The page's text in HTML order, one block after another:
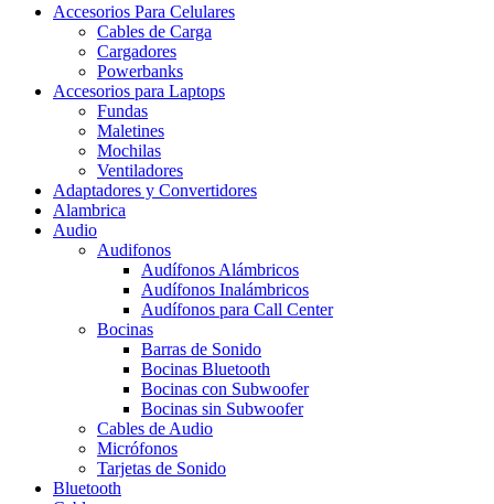
Accesorios Para Celulares
Cables de Carga
Cargadores
Powerbanks
Accesorios para Laptops
Fundas
Maletines
Mochilas
Ventiladores
Adaptadores y Convertidores
Alambrica
Audio
Audifonos
Audífonos Alámbricos
Audífonos Inalámbricos
Audífonos para Call Center
Bocinas
Barras de Sonido
Bocinas Bluetooth
Bocinas con Subwoofer
Bocinas sin Subwoofer
Cables de Audio
Micrófonos
Tarjetas de Sonido
Bluetooth